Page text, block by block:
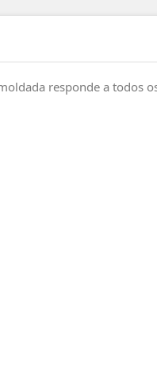
responde a todos